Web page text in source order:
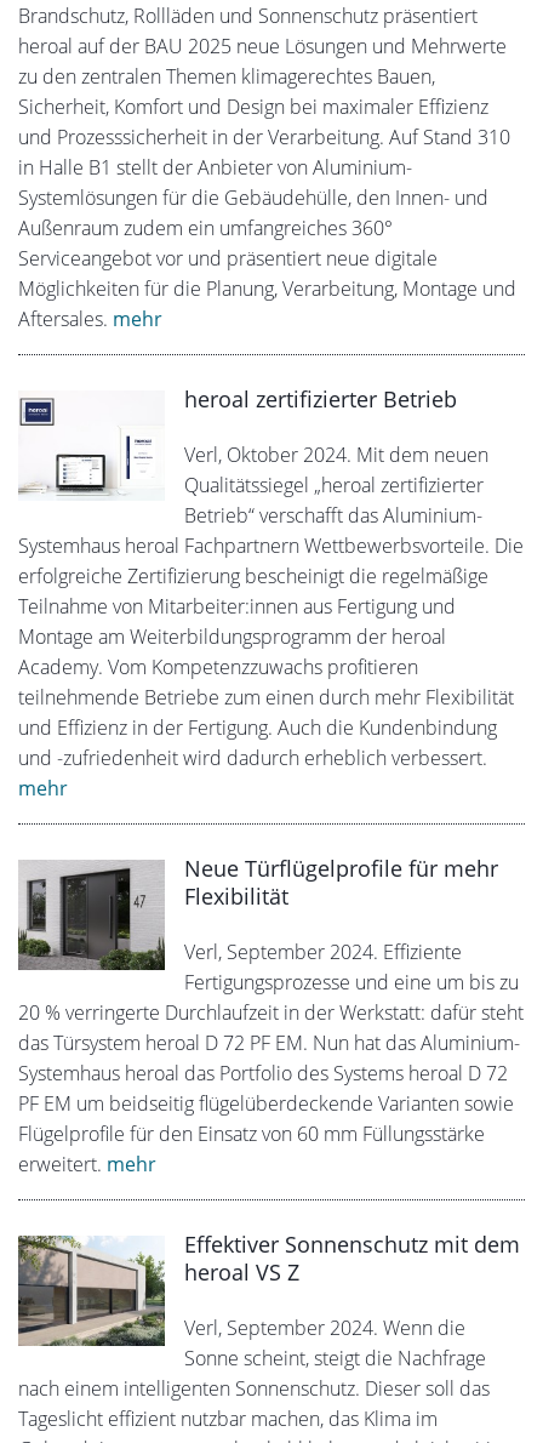
Brandschutz, Rollläden und Sonnenschutz präsentiert
heroal auf der BAU 2025 neue Lösungen und Mehrwerte
zu den zentralen Themen klimagerechtes Bauen,
Sicherheit, Komfort und Design bei maximaler Effizienz
und Prozesssicherheit in der Verarbeitung. Auf Stand 310
in Halle B1 stellt der Anbieter von Aluminium-
Systemlösungen für die Gebäudehülle, den Innen- und
Außenraum zudem ein umfangreiches 360°
Serviceangebot vor und präsentiert neue digitale
Möglichkeiten für die Planung, Verarbeitung, Montage und
Aftersales. mehr
heroal zertifizierter Betrieb
Verl, Oktober 2024. Mit dem neuen
Qualitätssiegel „heroal zertifizierter
Betrieb“ verschafft das Aluminium-
Systemhaus heroal Fachpartnern Wettbewerbsvorteile. Die
erfolgreiche Zertifizierung bescheinigt die regelmäßige
Teilnahme von Mitarbeiter:innen aus Fertigung und
Montage am Weiterbildungsprogramm der heroal
Academy. Vom Kompetenzzuwachs profitieren
teilnehmende Betriebe zum einen durch mehr Flexibilität
und Effizienz in der Fertigung. Auch die Kundenbindung
und -zufriedenheit wird dadurch erheblich verbessert.
mehr
Neue Türflügelprofile für mehr
Flexibilität
Verl, September 2024. Effiziente
Fertigungsprozesse und eine um bis zu
20 % verringerte Durchlaufzeit in der Werkstatt: dafür steht
das Türsystem heroal D 72 PF EM. Nun hat das Aluminium-
Systemhaus heroal das Portfolio des Systems heroal D 72
PF EM um beidseitig flügelüberdeckende Varianten sowie
Flügelprofile für den Einsatz von 60 mm Füllungsstärke
erweitert. mehr
Effektiver Sonnenschutz mit dem
heroal VS Z
Verl, September 2024. Wenn die
Sonne scheint, steigt die Nachfrage
nach einem intelligenten Sonnenschutz. Dieser soll das
Tageslicht effizient nutzbar machen, das Klima im